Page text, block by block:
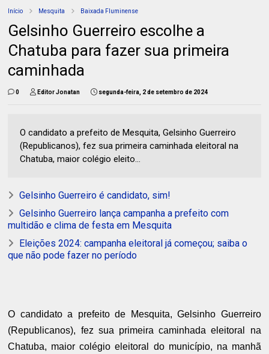
Início Mesquita Baixada Fluminense
Gelsinho Guerreiro escolhe a
Chatuba para fazer sua primeira
caminhada
0 Editor Jonatan segunda-feira, 2 de setembro de 2024
O candidato a prefeito de Mesquita, Gelsinho Guerreiro
(Republicanos), fez sua primeira caminhada eleitoral na
Chatuba, maior colégio eleito...
Gelsinho Guerreiro é candidato, sim!
Gelsinho Guerreiro lança campanha a prefeito com
multidão e clima de festa em Mesquita
Eleições 2024: campanha eleitoral já começou; saiba o
que não pode fazer no período
O candidato a prefeito de Mesquita, Gelsinho Guerreiro
(Republicanos), fez sua primeira caminhada eleitoral na
Chatuba, maior colégio eleitoral do município, na manhã